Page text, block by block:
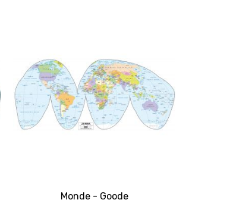
Monde - Goode